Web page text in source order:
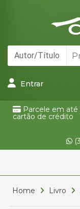
Entrar
Parcele em até
cartão de crédito
Home Livro